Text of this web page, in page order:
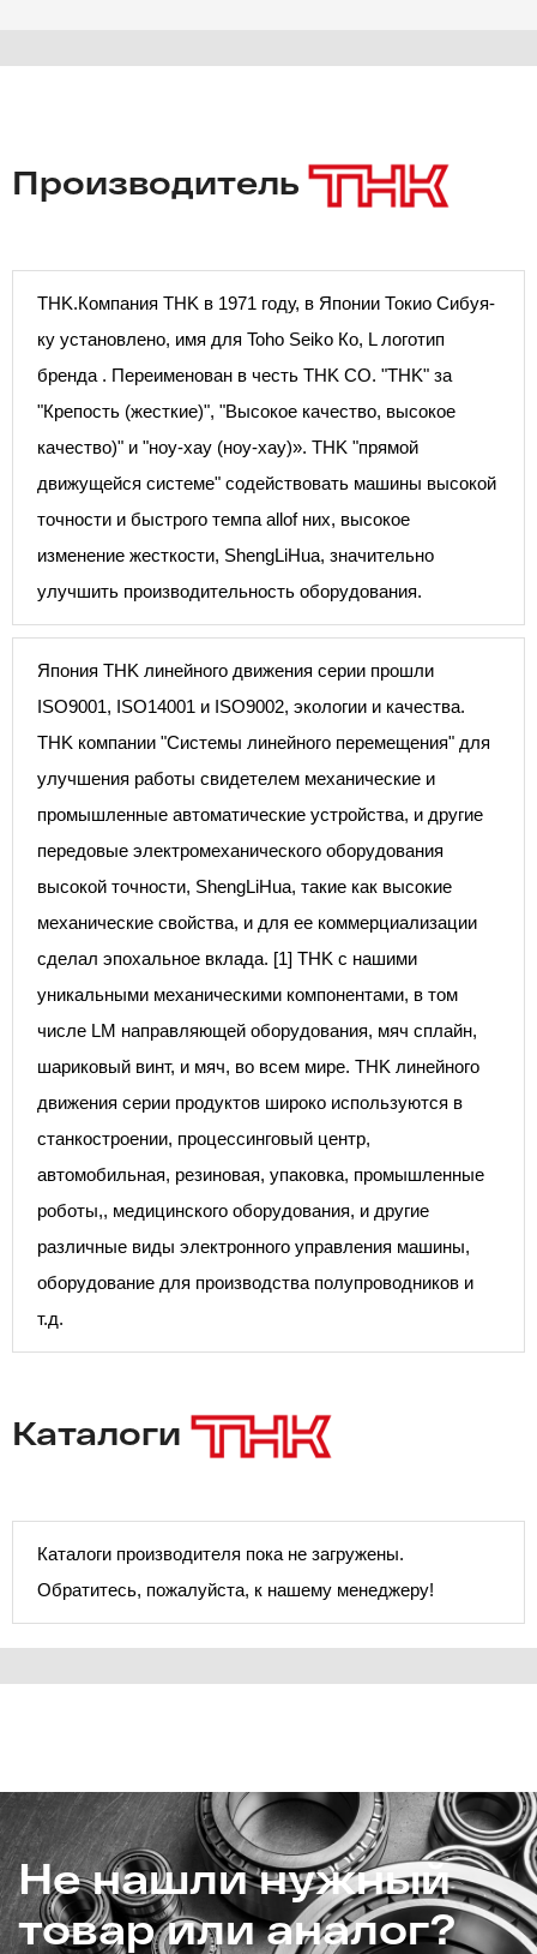
Производитель
THK.Компания THK в 1971 году, в Японии Токио Сибуя-
ку установлено, имя для Toho Seiko Ко, L логотип
бренда . Переименован в честь THK CO. "THK" за
"Крепость (жесткие)", "Высокое качество, высокое
качество)" и "ноу-хау (ноу-хау)». THK "прямой
движущейся системе" содействовать машины высокой
точности и быстрого темпа allof них, высокое
изменение жесткости, ShengLiHua, значительно
улучшить производительность оборудования.
Япония THK линейного движения серии прошли
ISO9001, ISO14001 и ISO9002, экологии и качества.
THK компании "Системы линейного перемещения" для
улучшения работы свидетелем механические и
промышленные автоматические устройства, и другие
передовые электромеханического оборудования
высокой точности, ShengLiHua, такие как высокие
механические свойства, и для ее коммерциализации
сделал эпохальное вклада. [1] THK с нашими
уникальными механическими компонентами, в том
числе LM направляющей оборудования, мяч сплайн,
шариковый винт, и мяч, во всем мире. THK линейного
движения серии продуктов широко используются в
станкостроении, процессинговый центр,
автомобильная, резиновая, упаковка, промышленные
роботы,, медицинского оборудования, и другие
различные виды электронного управления машины,
оборудование для производства полупроводников и
т.д.
Каталоги
Каталоги производителя пока не загружены.
Обратитесь, пожалуйста, к нашему менеджеру!
Не нашли нужный
товар или аналог?